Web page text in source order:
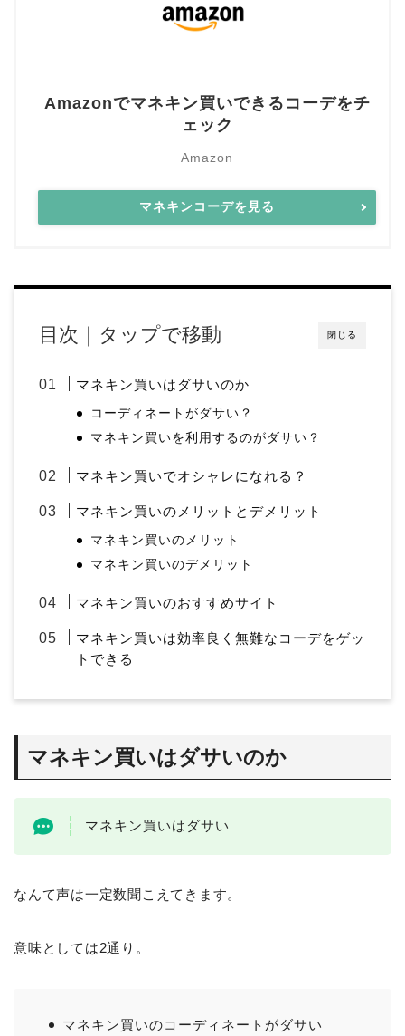
Amazonでマネキン買いできるコーデをチ
ェック
Amazon
マネキンコーデを見る
閉じる
目次｜タップで移動
マネキン買いはダサいのか
コーディネートがダサい？
マネキン買いを利用するのがダサい？
マネキン買いでオシャレになれる？
マネキン買いのメリットとデメリット
マネキン買いのメリット
マネキン買いのデメリット
マネキン買いのおすすめサイト
マネキン買いは効率良く無難なコーデをゲッ
トできる
マネキン買いはダサいのか
マネキン買いはダサい
なんて声は一定数聞こえてきます。
意味としては2通り。
マネキン買いのコーディネートがダサい